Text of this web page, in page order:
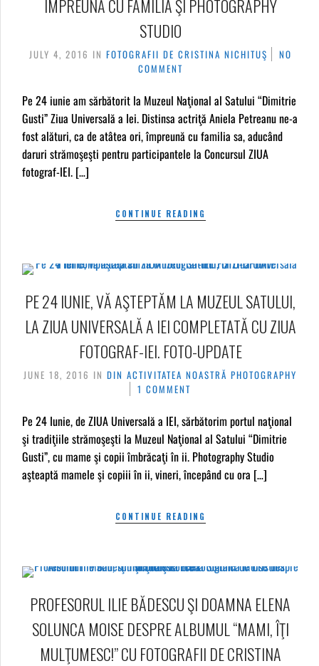
ÎMPREUNĂ CU FAMILIA ŞI PHOTOGRAPHY
STUDIO
JULY 4, 2016 IN FOTOGRAFII DE CRISTINA NICHITUŞ
NO
COMMENT
Pe 24 iunie am sărbătorit la Muzeul Naţional al Satului “Dimitrie
Gusti” Ziua Universală a Iei. Distinsa actriţă Aniela Petreanu ne-a
fost alături, ca de atâtea ori, împreună cu familia sa, aducând
daruri strămoşeşti pentru participantele la Concursul ZIUA
fotograf-IEI. […]
CONTINUE READING
PE 24 IUNIE, VĂ AŞTEPTĂM LA MUZEUL SATULUI,
LA ZIUA UNIVERSALĂ A IEI COMPLETATĂ CU ZIUA
FOTOGRAF-IEI. FOTO-UPDATE
JUNE 18, 2016 IN DIN ACTIVITATEA NOASTRĂ PHOTOGRAPHY
1 COMMENT
Pe 24 Iunie, de ZIUA Universală a IEI, sărbătorim portul naţional
şi tradiţiile strămoşeşti la Muzeul Naţional al Satului “Dimitrie
Gusti”, cu mame şi copii îmbrăcaţi în ii. Photography Studio
aşteaptă mamele şi copiii în ii, vineri, începând cu ora […]
CONTINUE READING
PROFESORUL ILIE BĂDESCU ŞI DOAMNA ELENA
SOLUNCA MOISE DESPRE ALBUMUL “MAMI, ÎŢI
MULŢUMESC!” CU FOTOGRAFII DE CRISTINA